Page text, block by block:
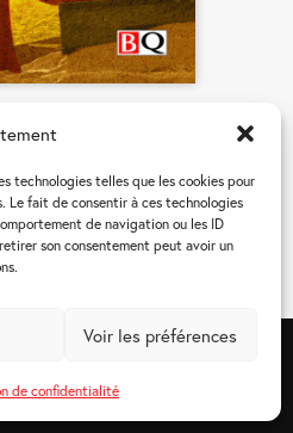
technologies telles que les cookies pour
Le fait de consentir à ces technologies
de navigation ou les ID
son consentement peut avoir un
Voir les préférences
de confidentialité
Cardinal